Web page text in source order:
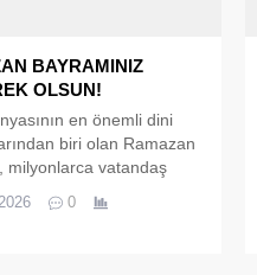
BAYRAMINIZ
OLSUN!
en önemli dini
biri olan Ramazan
milyonlarca vatandaş
büyük bir coşku ve
içinde karşılanıyor.
0